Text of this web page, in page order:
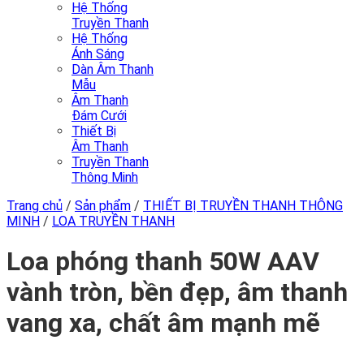
Hệ Thống
Truyền Thanh
Hệ Thống
Ánh Sáng
Dàn Âm Thanh
Mẫu
Âm Thanh
Đám Cưới
Thiết Bị
Âm Thanh
Truyền Thanh
Thông Minh
Trang chủ / Sản phẩm / THIẾT BỊ TRUYỀN THANH THÔNG
MINH / LOA TRUYỀN THANH
Loa phóng thanh 50W AAV
vành tròn, bền đẹp, âm thanh
vang xa, chất âm mạnh mẽ